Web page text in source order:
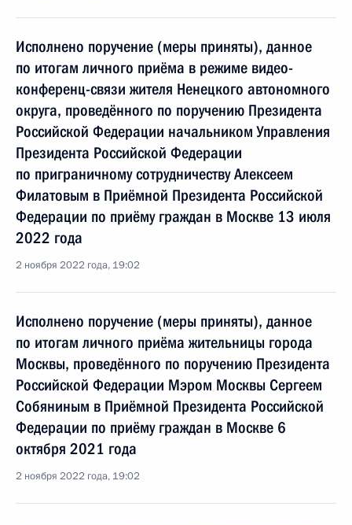
Исполнено поручение (меры приняты), данное
по итогам личного приёма в режиме видео-
конференц-связи жителя Ненецкого автономного
округа, проведённого по поручению Президента
Российской Федерации начальником Управления
Президента Российской Федерации
по приграничному сотрудничеству Алексеем
Филатовым в Приёмной Президента Российской
Федерации по приёму граждан в Москве 13 июля
2022 года
2 ноября 2022 года, 19:02
Исполнено поручение (меры приняты), данное
по итогам личного приёма жительницы города
Москвы, проведённого по поручению Президента
Российской Федерации Мэром Москвы Сергеем
Собяниным в Приёмной Президента Российской
Федерации по приёму граждан в Москве 6
октября 2021 года
2 ноября 2022 года, 19:02